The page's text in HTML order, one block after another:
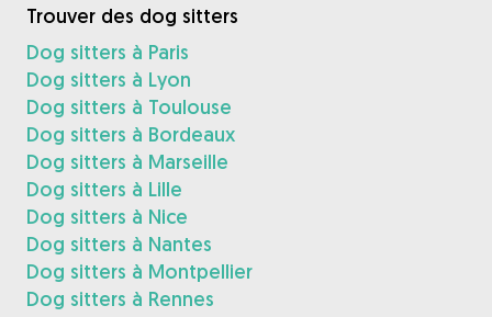
Trouver des dog sitters
Dog sitters à Paris
Dog sitters à Lyon
Dog sitters à Toulouse
Dog sitters à Bordeaux
Dog sitters à Marseille
Dog sitters à Lille
Dog sitters à Nice
Dog sitters à Nantes
Dog sitters à Montpellier
Dog sitters à Rennes